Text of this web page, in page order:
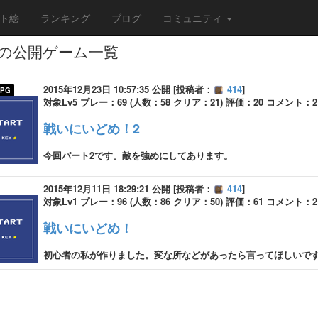
絵 ランキング ブログ コミュニティ
公開ゲーム一覧
2015年12月23日 10:57:35 公開 [投稿者： 414]
対象Lv5 プレー：69 (人数：58 クリア：21) 評価：20 コメント：2
戦いにいどめ！2
今回パート2です。敵を強めにしてあります。
2015年12月11日 18:29:21 公開 [投稿者： 414]
対象Lv1 プレー：96 (人数：86 クリア：50) 評価：61 コメント：2
戦いにいどめ！
初心者の私が作りました。変な所などがあったら言ってほしいです